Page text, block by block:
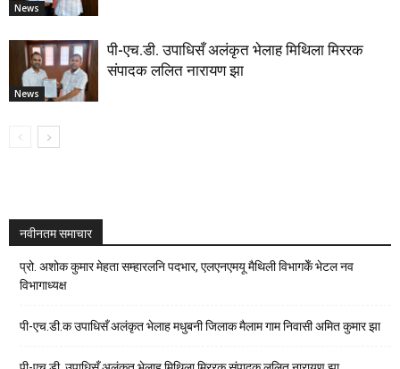
News
News
पी-एच.डी. उपाधिसँ अलंकृत भेलाह मिथिला मिररक
संपादक ललित नारायण झा
नवीनतम समाचार
प्रो. अशोक कुमार मेहता सम्हारलनि पदभार, एलएनएमयू मैथिली विभागकेँ भेटल नव
विभागाध्यक्ष
पी-एच.डी.क उपाधिसँ अलंकृत भेलाह मधुबनी जिलाक मैलाम गाम निवासी अमित कुमार झा